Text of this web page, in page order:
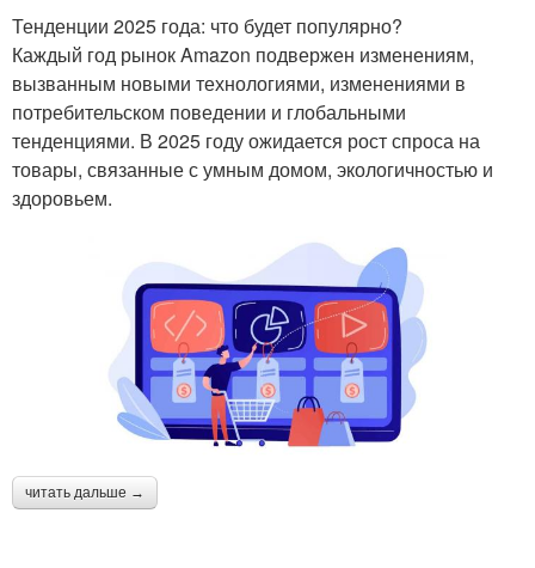
Тенденции 2025 года: что будет популярно?
Каждый год рынок Amazon подвержен изменениям,
вызванным новыми технологиями, изменениями в
потребительском поведении и глобальными
тенденциями. В 2025 году ожидается рост спроса на
товары, связанные с умным домом, экологичностью и
здоровьем.
читать дальше →